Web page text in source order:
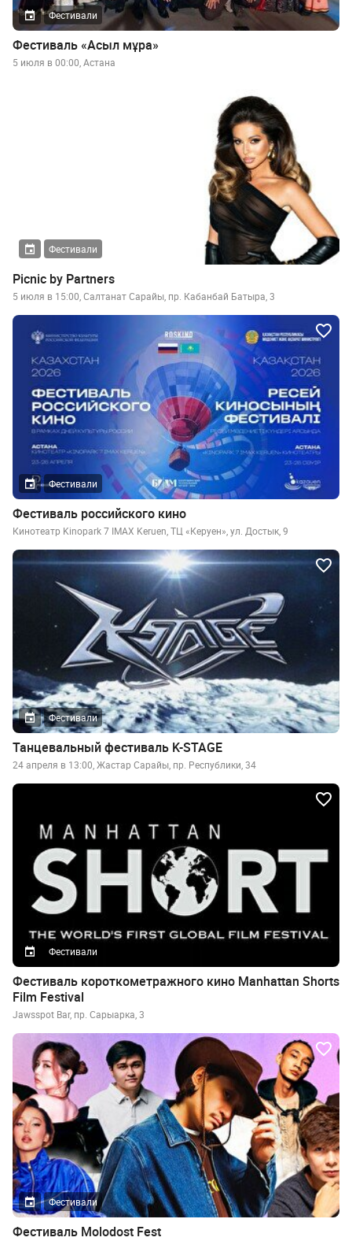
Фестивали
Фестиваль «Асыл мұра»
5 июля в 00:00, Астана
Фестивали
Picnic by Partners
5 июля в 15:00, Салтанат Сарайы, пр. Кабанбай Батыра, 3
Фестивали
Фестиваль российского кино
Кинотеатр Kinopark 7 IMAX Keruen, ТЦ «Керуен», ул. Достык, 9
Фестивали
Танцевальный фестиваль K-STAGE
24 апреля в 13:00, Жастар Сарайы, пр. Республики, 34
Фестивали
Фестиваль короткометражного кино Manhattan Shorts
Film Festival
Jawsspot Bar, пр. Сарыарка, 3
Фестивали
Фестиваль Molodost Fest